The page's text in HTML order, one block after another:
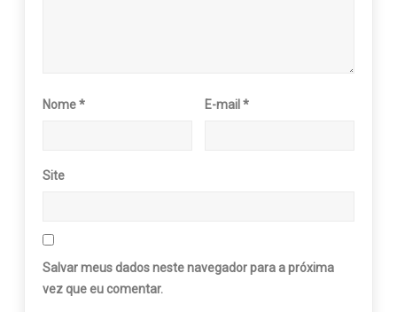
Nome* E-mail*
Site
Salvar meus dados neste navegador para a próxima
vez que eu comentar.